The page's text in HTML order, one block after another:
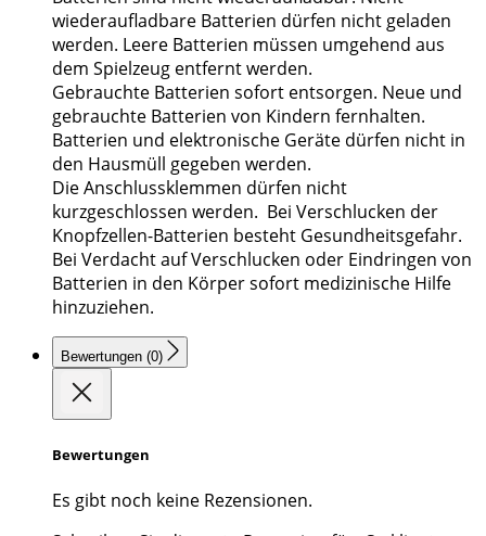
wiederaufladbare Batterien dürfen nicht geladen
werden. Leere Batterien müssen umgehend aus
dem Spielzeug entfernt werden.
Gebrauchte Batterien sofort entsorgen. Neue und
gebrauchte Batterien von Kindern fernhalten.
Batterien und elektronische Geräte dürfen nicht in
den Hausmüll gegeben werden.
Die Anschlussklemmen dürfen nicht
kurzgeschlossen werden. Bei Verschlucken der
Knopfzellen-Batterien besteht Gesundheitsgefahr.
Bei Verdacht auf Verschlucken oder Eindringen von
Batterien in den Körper sofort medizinische Hilfe
hinzuziehen.
Bewertungen (0)
Bewertungen
Es gibt noch keine Rezensionen.